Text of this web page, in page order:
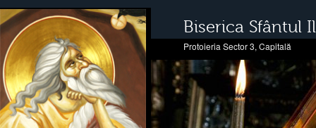
Biserica Sfântul
Protoieria Sector 3, Capitală